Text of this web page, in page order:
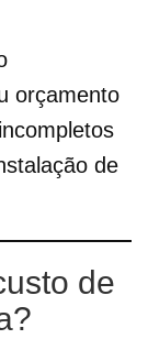
orçamento
de
de